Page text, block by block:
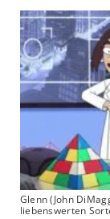
Glenn (John
liebenswerten